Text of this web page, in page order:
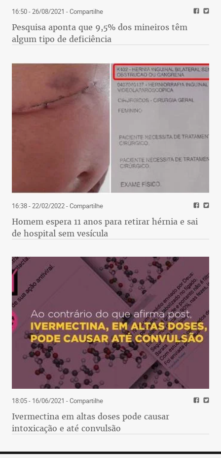
16:50 - 26/08/2021 - Compartilhe
Pesquisa aponta que 9,5% dos mineiros têm
algum tipo de deficiência
16:38 - 22/02/2022- Compartilhe
Homem espera 11 anos para retirar hérnia e sai
de hospital sem vesícula
18:05 - 16/06/2021 - Compartilhe
Ivermectina em altas doses pode causar
intoxicação e até convulsão